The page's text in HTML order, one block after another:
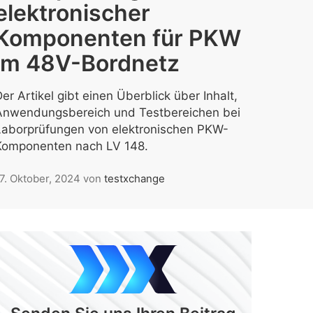
für PKW
48V-Bordnetz
Artikel gibt einen Überblick über Inhalt,
und Testbereichen bei
von elektronischen PKW-
nach LV 148.
Oktober, 2024 von testxchange